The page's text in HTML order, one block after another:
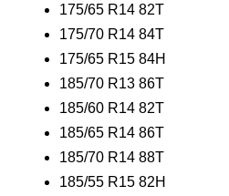
175/65 R14 82T
175/70 R14 84T
175/65 R15 84H
185/70 R13 86T
185/60 R14 82T
185/65 R14 86T
185/70 R14 88T
185/55 R15 82H